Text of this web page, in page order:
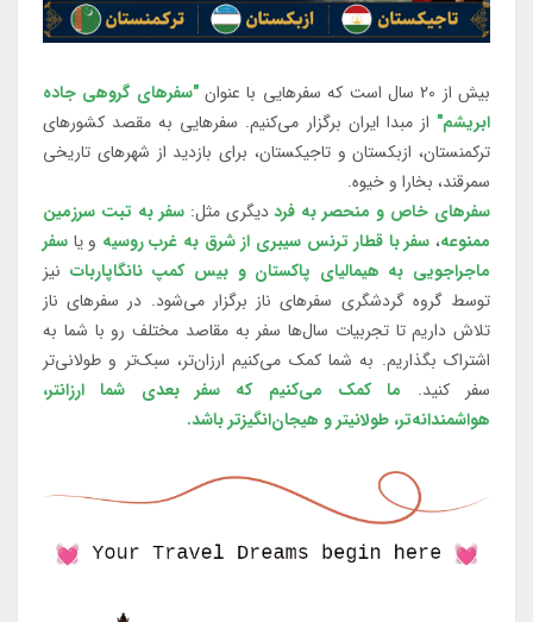
بیش از 20 سال است که سفرهایی با عنوان
"سفرهای گروهی جاده
ابریشم" از مبدا ایران برگزار می‌کنیم. سفرهایی به مقصد کشورهای
ترکمنستان، ازبکستان و تاجیکستان، برای بازدید از شهرهای تاریخی
سمرقند، بخارا و خیوه.
سفرهای خاص و منحصر به فرددیگری مثل:سفر به تبت سرزمین
ممنوعه، سفر با قطار ترنس سیبری از شرق به غرب روسیه و یا سفر
ماجراجویی به هیمالیای پاکستان و بیس کمپ نانگاپاربات نیز
توسط گروه گردشگری سفرهای ناز برگزار می‌شود. در سفرهای ناز
تلاش داریم تا تجربیات سال‌ها سفر به مقاصد مختلف رو با شما به
اشتراک بگذاریم. به شما کمک می‌کنیم ارزان‌تر، سبک‌تر و طولانی‌تر
سفر کنید. ما کمک می‌کنیم که سفر بعدی شما ارزانتر،
هواشمندانه‌تر، طولانی‎تر و هیجان‌انگیزتر باشد.